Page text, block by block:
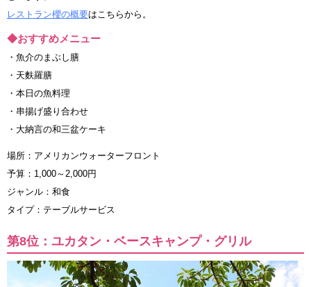
レストラン櫻の概要はこちらから。
◆おすすめメニュー
・魚介のまぶし膳
・天麩羅膳
・本日の魚料理
・串揚げ盛り合わせ
・大納言の和三盆ケーキ
場所：アメリカンウォーターフロント
予算：1,000～2,000円
ジャンル：和食
タイプ：テーブルサービス
第8位：ユカタン・ベースキャンプ・グリル